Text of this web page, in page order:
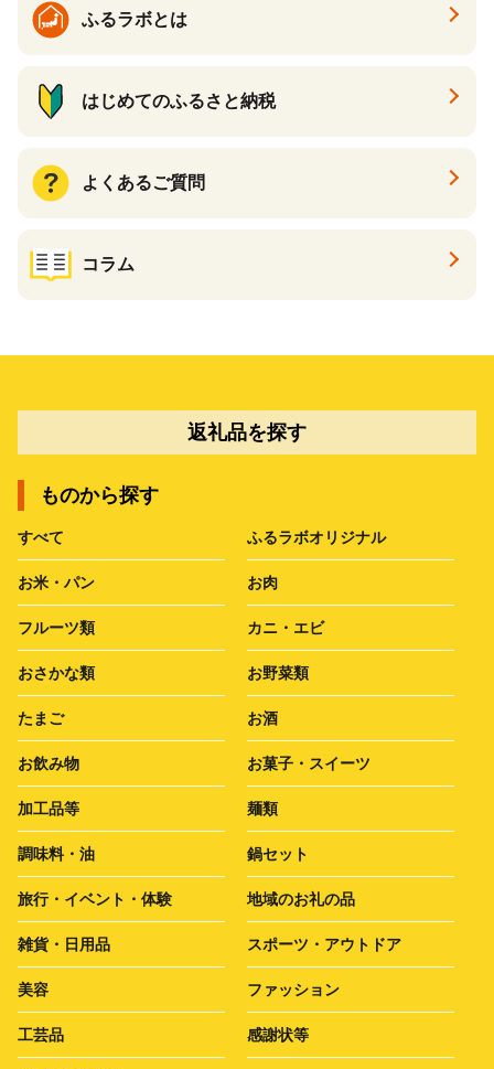
ふるラボとは
はじめてのふるさと納税
よくあるご質問
コラム
返礼品を探す
ものから探す
すべて ふるラボオリジナル
お米・パン お肉
フルーツ類 カニ・エビ
おさかな類 お野菜類
たまご お酒
お飲み物 お菓子・スイーツ
加工品等 麺類
調味料・油 鍋セット
旅行・イベント・体験 地域のお礼の品
雑貨・日用品 スポーツ・アウトドア
美容 ファッション
工芸品 感謝状等